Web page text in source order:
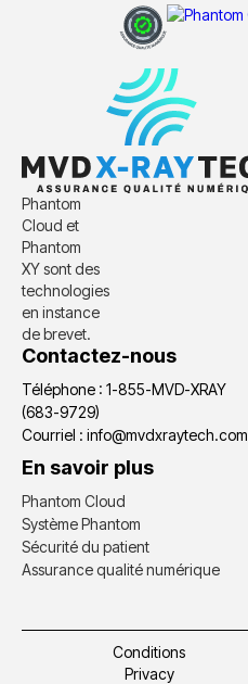
Phantom
Cloud et
Phantom
XY sont des
technologies
en instance
de brevet.
Contactez-nous
Téléphone : 1-855-MVD-XRAY
(683-9729)
Courriel : info@mvdxraytech.com
En savoir plus
Phantom Cloud
Système Phantom
Sécurité du patient
Assurance qualité numérique
Conditions
Privacy